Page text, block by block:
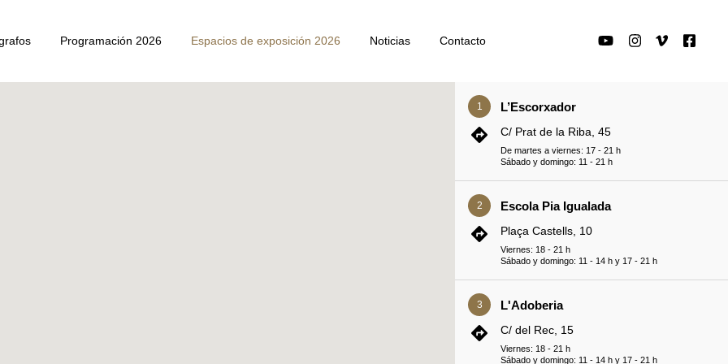
Programación 2026 Espacios de exposición 2026 Noticias Contacto
1 L’Escorxador
C/ Prat de la Riba, 45
De martes a viernes: 17 - 21 h
Sábado y domingo: 11 - 21 h
2 Escola Pia Igualada
Plaça Castells, 10
Viernes: 18 - 21 h
Sábado y domingo: 11 - 14 h y 17 - 21 h
3 L'Adoberia
C/ del Rec, 15
Viernes: 18 - 21 h
Sábado y domingo: 11 - 14 h y 17 - 21 h